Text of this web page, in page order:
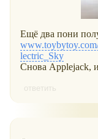
Ещё два пони
lectric_Sky
Снова Applejack,
ответить